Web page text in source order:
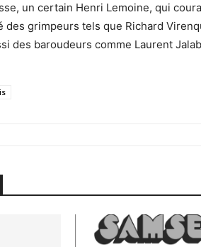
un certain Henri Lemoine, qui
des grimpeurs tels que Richard
des baroudeurs comme Laurent